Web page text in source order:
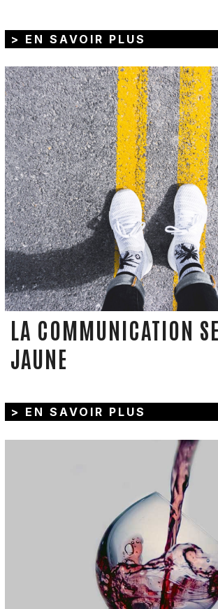
> EN SAVOIR PLUS
LA COMMUNICATION
JAUNE
> EN SAVOIR PLUS